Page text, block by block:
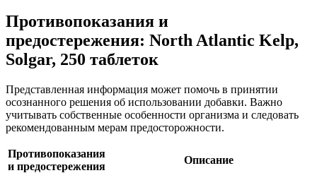
Противопоказания и
предостережения: North Atlantic Kelp,
Solgar, 250 таблеток
Представленная информация может помочь в принятии
осознанного решения об использовании добавки. Важно
учитывать собственные особенности организма и следовать
рекомендованным мерам предосторожности.
Противопоказания
и предостережения
Описание